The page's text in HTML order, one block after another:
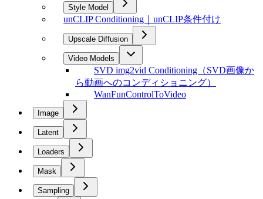
Style Model
unCLIP Conditioning｜unCLIP条件付け
Upscale Diffusion
Video Models
SVD img2vid Conditioning（SVD画像か
ら動画へのコンディショニング）
WanFunControlToVideo
Image
Latent
Loaders
Mask
Sampling